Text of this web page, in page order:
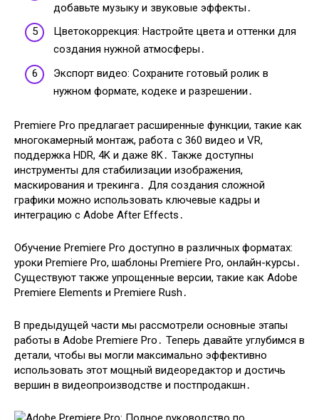
добавьте музыку и звуковые эффекты․
Цветокоррекция: Настройте цвета и оттенки для
создания нужной атмосферы․
Экспорт видео: Сохраните готовый ролик в
нужном формате, кодеке и разрешении․
Premiere Pro предлагает расширенные функции, такие как
многокамерный монтаж, работа с 360 видео и VR,
поддержка HDR, 4K и даже 8K․ Также доступны
инструменты для стабилизации изображения,
маскирования и трекинга․ Для создания сложной
графики можно использовать ключевые кадры и
интеграцию с Adobe After Effects․
Обучение Premiere Pro доступно в различных форматах:
уроки Premiere Pro, шаблоны Premiere Pro, онлайн-курсы․
Существуют также упрощенные версии, такие как Adobe
Premiere Elements и Premiere Rush․
В предыдущей части мы рассмотрели основные этапы
работы в Adobe Premiere Pro․ Теперь давайте углубимся в
детали, чтобы вы могли максимально эффективно
использовать этот мощный видеоредактор и достичь
вершин в видеопроизводстве и постпродакшн․